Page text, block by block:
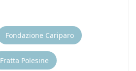
Fondazione Cariparo
Fratta Polesine